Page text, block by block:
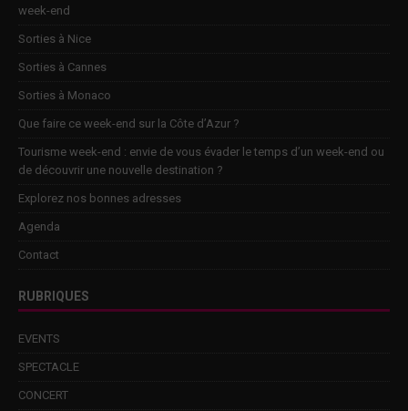
week-end
Sorties à Nice
Sorties à Cannes
Sorties à Monaco
Que faire ce week-end sur la Côte d’Azur ?
Tourisme week-end : envie de vous évader le temps d’un week-end ou
de découvrir une nouvelle destination ?
Explorez nos bonnes adresses
Agenda
Contact
RUBRIQUES
EVENTS
SPECTACLE
CONCERT